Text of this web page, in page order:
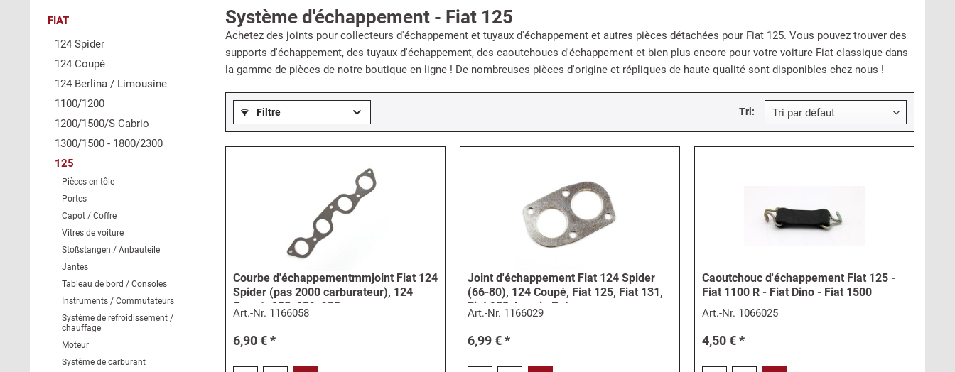
FIAT
124 Spider
124 Coupé
124 Berlina / Limousine
1100/1200
1200/1500/S Cabrio
1300/1500 - 1800/2300
125
Pièces en tôle
Portes
Capot / Coffre
Vitres de voiture
Stoßstangen / Anbauteile
Jantes
Tableau de bord / Consoles
Instruments / Commutateurs
Système de refroidissement /
chauffage
Moteur
Système de carburant
Système d'échappement - Fiat 125
Achetez des joints pour collecteurs d'échappement et tuyaux d'échappement et autres pièces détachées pour Fiat 125. Vous pouvez trouver des
supports d'échappement, des tuyaux d'échappement, des caoutchoucs d'échappement et bien plus encore pour votre voiture Fiat classique dans
la gamme de pièces de notre boutique en ligne ! De nombreuses pièces d'origine et répliques de haute qualité sont disponibles chez nous !
Filtre Tri:
Courbe d'échappementmmjoint Fiat 124
Spider (pas 2000 carburateur), 124
Coupé, 125, 131, 132,...
Art.-Nr. 1166058
6,90 € *
Joint d'échappement Fiat 124 Spider
(66-80), 124 Coupé, Fiat 125, Fiat 131,
Fiat 132, Lancia Beta
Art.-Nr. 1166029
6,99 € *
Caoutchouc d'échappement Fiat 125 -
Fiat 1100 R - Fiat Dino - Fiat 1500
Art.-Nr. 1066025
4,50 € *